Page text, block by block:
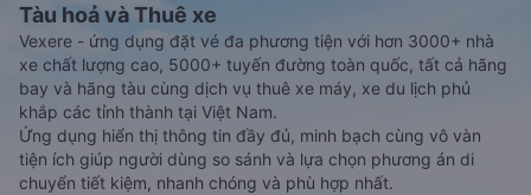
Tàu hoả và Thuê xe
Vexere - ứng dụng đặt vé đa phương tiện với hơn 3000+ nhà
xe chất lượng cao, 5000+ tuyến đường toàn quốc, tất cả hãng
bay và hãng tàu cùng dịch vụ thuê xe máy, xe du lịch phủ
khắp các tỉnh thành tại Việt Nam.
Ứng dụng hiển thị thông tin đầy đủ, minh bạch cùng vô vàn
tiện ích giúp người dùng so sánh và lựa chọn phương án di
chuyển tiết kiệm, nhanh chóng và phù hợp nhất.